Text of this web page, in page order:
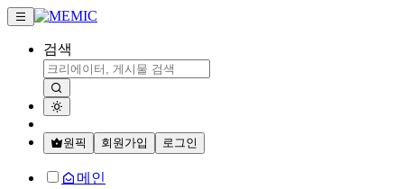
검색
원픽 회원가입 로그인
메인